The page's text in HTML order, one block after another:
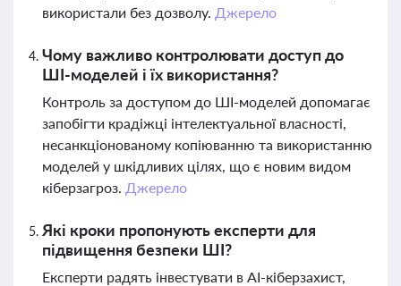
використали без дозволу. Джерело
Чому важливо контролювати доступ до
ШІ-моделей і їх використання?
Контроль за доступом до ШІ-моделей допомагає
запобігти крадіжці інтелектуальної власності,
несанкціонованому копіюванню та використанню
моделей у шкідливих цілях, що є новим видом
кіберзагроз. Джерело
Які кроки пропонують експерти для
підвищення безпеки ШІ?
Експерти радять інвестувати в AI-кіберзахист,